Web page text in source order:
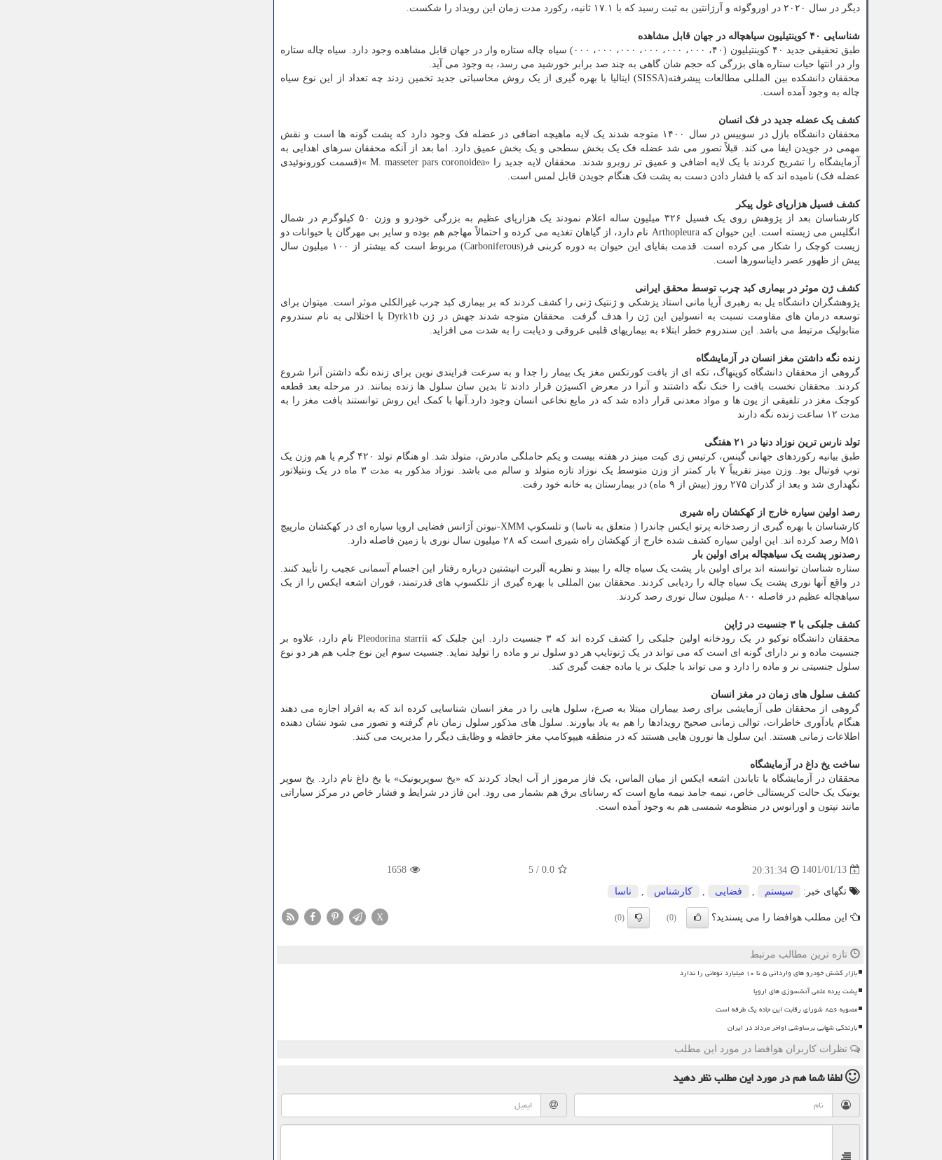
دیگر در سال ۲۰۲۰ در اوروگوئه و آرژانتین به ثبت رسید که با ۱۷.۱ ثانیه، رکورد مدت زمان این رویداد را شکست.
شناسایی ۴۰ کوینتیلیون سیاهچاله در جهان قابل مشاهده
طبق تحقیقی جدید ۴۰ کوینتیلیون (۴۰، ۰۰۰، ۰۰۰، ۰۰۰، ۰۰۰، ۰۰۰، ۰۰۰) سیاه چاله ستاره وار در جهان قابل مشاهده وجود دارد. سیاه چاله ستاره
وار در انتها حیات ستاره های بزرگی که حجم شان گاهی به چند صد برابر خورشید می رسد، به وجود می آید.
محققان دانشکده بین المللی مطالعات پیشرفته(SISSA) ایتالیا با بهره گیری از یک روش محاسباتی جدید تخمین زدند چه تعداد از این نوع سیاه
چاله به وجود آمده است.
کشف یک عضله جدید در فک انسان
محققان دانشگاه بازل در سوییس در سال ۱۴۰۰ متوجه شدند یک لایه ماهیچه اضافی در عضله فک وجود دارد که پشت گونه ها است و نقش
مهمی در جویدن ایفا می کند. قبلاً تصور می شد عضله فک یک بخش سطحی و یک بخش عمیق دارد. اما بعد از آنکه محققان سرهای اهدایی به
آزمایشگاه را تشریح کردند با یک لایه اضافی و عمیق تر روبرو شدند. محققان لایه جدید را «M. masseter pars coronoidea »(قسمت کورونوئیدی
عضله فک) نامیده اند که با فشار دادن دست به پشت فک هنگام جویدن قابل لمس است.
کشف فسیل هزارپای غول پیکر
کارشناسان بعد از پژوهش روی یک فسیل ۳۲۶ میلیون ساله اعلام نمودند یک هزارپای عظیم به بزرگی خودرو و وزن ۵۰ کیلوگرم در شمال
انگلیس می زیسته است. این حیوان که Arthopleura نام دارد، از گیاهان تغذیه می کرده و احتمالاً مهاجم هم بوده و سایر بی مهرگان یا حیوانات دو
زیست کوچک را شکار می کرده است. قدمت بقایای این حیوان به دوره کربنی فر(Carboniferous) مربوط است که بیشتر از ۱۰۰ میلیون سال
پیش از ظهور عصر دایناسورها است.
کشف ژن موثر در بیماری کبد چرب توسط محقق ایرانی
پژوهشگران دانشگاه یل به رهبری آریا مانی استاد پزشکی و ژنتیک ژنی را کشف کردند که بر بیماری کبد چرب غیرالکلی موثر است. میتوان برای
توسعه درمان های مقاومت نسبت به انسولین این ژن را هدف گرفت. محققان متوجه شدند جهش در ژن Dyrk۱b با اختلالی به نام سندروم
متابولیک مرتبط می باشد. این سندروم خطر ابتلاء به بیماریهای قلبی عروقی و دیابت را به شدت می افزاید.
زنده نگه داشتن مغز انسان در آزمایشگاه
گروهی از محققان دانشگاه کوپنهاگ، تکه ای از بافت کورتکس مغز یک بیمار را جدا و به سرعت فرایندی نوین برای زنده نگه داشتن آنرا شروع
کردند. محققان نخست بافت را خنک نگه داشتند و آنرا در معرض اکسیژن قرار دادند تا بدین سان سلول ها زنده بمانند. در مرحله بعد قطعه
کوچک مغز در تلفیقی از یون ها و مواد معدنی قرار داده شد که در مایع نخاعی انسان وجود دارد.آنها با کمک این روش توانستند بافت مغز را به
مدت ۱۲ ساعت زنده نگه دارند
تولد نارس ترین نوزاد دنیا در ۲۱ هفتگی
طبق بیانیه رکوردهای جهانی گینس، کرتیس زی کیت مینز در هفته بیست و یکم حاملگی مادرش، متولد شد. او هنگام تولد ۴۲۰ گرم یا هم وزن یک
توپ فوتبال بود. وزن مینز تقریباً ۷ بار کمتر از وزن متوسط یک نوزاد تازه متولد و سالم می باشد. نوزاد مذکور به مدت ۳ ماه در یک ونتیلاتور
نگهداری شد و بعد از گذران ۲۷۵ روز (بیش از ۹ ماه) در بیمارستان به خانه خود رفت.
رصد اولین سیاره خارج از کهکشان راه شیری
کارشناسان با بهره گیری از رصدخانه پرتو ایکس چاندرا ( متعلق به ناسا) و تلسکوپ XMM-نیوتن آژانس فضایی اروپا سیاره ای در کهکشان مارپیچ
M۵۱ رصد کرده اند. این اولین سیاره کشف شده خارج از کهکشان راه شیری است که ۲۸ میلیون سال نوری با زمین فاصله دارد.
رصدنور پشت یک سیاهچاله برای اولین بار
ستاره شناسان توانسته اند برای اولین بار پشت یک سیاه چاله را ببیند و نظریه آلبرت انیشتین درباره رفتار این اجسام آسمانی عجیب را تأیید کنند.
در واقع آنها نوری پشت یک سیاه چاله را ردیابی کردند. محققان بین المللی با بهره گیری از تلکسوپ های قدرتمند، فوران اشعه ایکس را از یک
سیاهچاله عظیم در فاصله ۸۰۰ میلیون سال نوری رصد کردند.
کشف جلبکی با ۳ جنسیت در ژاپن
محققان دانشگاه توکیو در یک رودخانه اولین جلبکی را کشف کرده اند که ۳ جنسیت دارد. این جلبک که Pleodorina starrii نام دارد، علاوه بر
جنسیت ماده و نر دارای گونه ای است که می تواند در یک ژنوتایپ هر دو سلول نر و ماده را تولید نماید. جنسیت سوم این نوع جلب هم هر دو نوع
سلول جنسیتی نر و ماده را دارد و می تواند با جلبک نر یا ماده جفت گیری کند.
کشف سلول های زمان در مغز انسان
گروهی از محققان طی آزمایشی برای رصد بیماران مبتلا به صرع، سلول هایی را در مغز انسان شناسایی کرده اند که به افراد اجازه می دهند
هنگام یادآوری خاطرات، توالی زمانی صحیح رویدادها را هم به یاد بیاورند. سلول های مذکور سلول زمان نام گرفته و تصور می شود نشان دهنده
اطلاعات زمانی هستند. این سلول ها نورون هایی هستند که در منطقه هیپوکامپ مغز حافظه و وظایف دیگر را مدیریت می کنند.
ساخت یخ داغ در آزمایشگاه
محققان در آزمایشگاه با تاباندن اشعه ایکس از میان الماس، یک فاز مرموز از آب ایجاد کردند که «یخ سوپریونیک» یا یخ داغ نام دارد. یخ سوپر
یونیک یک حالت کریستالی خاص، نیمه جامد نیمه مایع است که رسانای برق هم بشمار می رود. این فاز در شرایط و فشار خاص در مرکز سیاراتی
مانند نپتون و اورانوس در منظومه شمسی هم به وجود آمده است.
1401/01/13
20:31:34
0.0
/
5
1658
تگهای خبر: سیستم فضایی كارشناس ناسا
این مطلب هوافضا را می پسندید؟ (0)
(0)
X
تازه ترین مطالب مرتبط
بازار کشش خودرو های وارداتی ۵ تا ۱۰ میلیارد تومانی را ندارد
پشت پرده علمی آتشسوزی های اروپا
مصوبه ۸۵۶ شورای رقابت این جاده یک طرفه است
بارندگی شهابی برساوشی اواخر مرداد در ایران
نظرات کاربران هوافضا در مورد این مطلب
لطفا شما همدر مورد این مطلبنظر دهید